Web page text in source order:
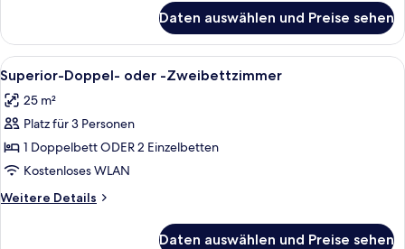
Doppel-
oder
-
Zweibettzimmer
Daten auswählen und Preise sehen
Alle
Fotos
für
Superior-
Doppel-
oder
-
Zweibettzimmer
Ein modernes Hotelzimmer mit
7
Superior-Doppel- oder -Zweibettzimmer
25 m²
Platz für 3 Personen
1 Doppelbett ODER 2 Einzelbetten
Kostenloses WLAN
Weitere Details
Weitere
Daten auswählen und Preise sehen